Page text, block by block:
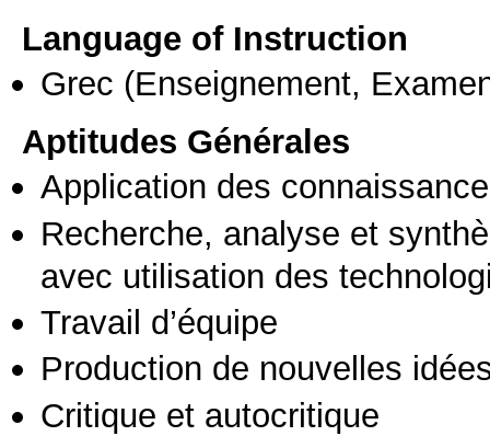
Language of Instruction
Grec (Enseignement,
Aptitudes Générales
Application des
Recherche, analyse et
avec utilisation des
Travail d’équipe
Production de nouvelles
Critique et autocritique